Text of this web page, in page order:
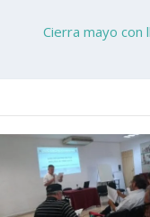
Cierra mayo con